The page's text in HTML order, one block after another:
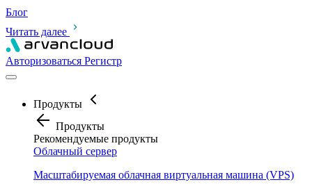
Блог
Читать далее
Авторизоваться Pегистр
Продукты
Продукты
Рекомендуемые продукты
Облачный сервер
Масштабируемая облачная виртуальная машина (VPS)